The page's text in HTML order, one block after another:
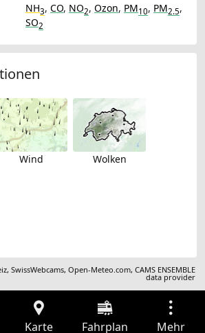
NH3, CO, NO2, Ozon, PM10, PM2.5,
SO2
Wind Wolken
,SwissWebcams,Open-Meteo.com,CAMS ENSEMBLE
data provider
Karte Fahrplan Mehr